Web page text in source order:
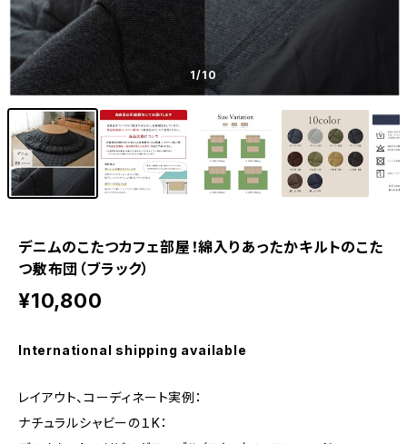
1/10
デニムのこたつカフェ部屋！綿入りあったかキルトのこた
つ敷布団（ブラック）
¥10,800
International shipping available
レイアウト、コーディネート実例：
ナチュラルシャビーの１K：